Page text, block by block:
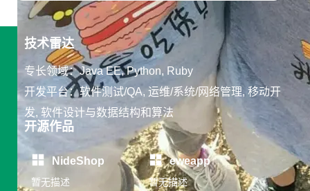
技术雷达
专长领域：Java EE, Python, Ruby
开发平台：软件测试/QA, 运维/系统/网络管理, 移动开
发, 软件设计与数据结构和算法
开源作品
NideShop
暂无描述
eweapp
暂无描述